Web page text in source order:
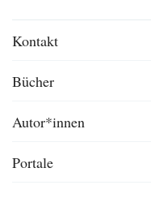
Kontakt
Bücher
Autor*innen
Portale